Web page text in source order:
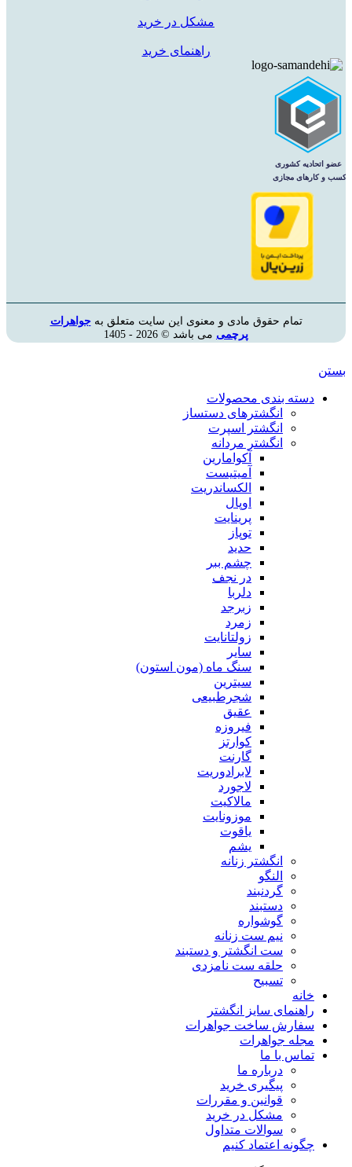
مشکل در خرید
راهنمای خرید
تمام حقوق مادی و معنوی این سایت متعلق بهجواهرات
پرچمی می باشد © 2026 - 1405
بستن
دسته بندی محصولات
انگشترهای دستساز
انگشتر اسپرت
انگشتر مردانه
آکوامارین
آمیتیست
الکساندریت
اوپال
پرینایت
توپاز
حدید
چشم ببر
در نجف
دلربا
زبرجد
زمرد
زولتانایت
سایر
سنگ ماه (مون استون)
سیترین
شجرطبیعی
عقیق
فیروزه
کوارتز
گارنت
لابرادوریت
لاجورد
مالاکیت
موزونایت
یاقوت
یشم
انگشتر زنانه
النگو
گردنبند
دستبند
گوشواره
نیم ست زنانه
ست انگشتر و دستبند
حلقه ست نامزدی
تسبیح
خانه
راهنمای سایز انگشتر
سفارش ساخت جواهرات
مجله جواهرات
تماس با ما
درباره ما
پیگیری خرید
قوانین و مقررات
مشکل در خرید
سوالات متداول
چگونه اعتماد کنیم